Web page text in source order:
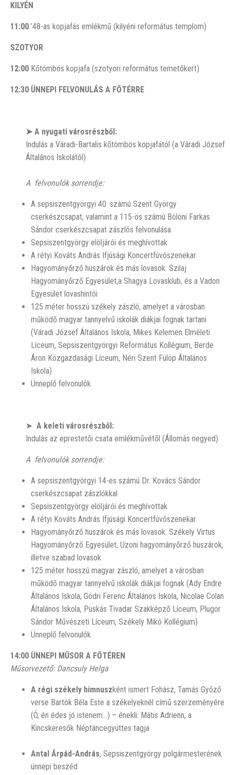
KILYÉN
11:00 ’48-as kopjafás emlékmű (kilyéni református templom)
SZOTYOR
12:00 Kőtömbös kopjafa (szotyori református temetőkert)
12:30 ÜNNEPI FELVONULÁS A FŐTÉRRE
➤ A nyugati városrészből:
Indulás a Váradi-Bartalis kőtömbös kopjafától (a Váradi József
Általános Iskolától)
A felvonulók sorrendje:
A sepsiszentgyörgyi 40. számú Szent György
cserkészcsapat, valamint a 115-ös számú Bölöni Farkas
Sándor cserkészcsapat zászlós felvonulása
Sepsiszentgyörgy elöljárói és meghívottak
A rétyi Kováts András Ifjúsági Koncertfúvószenekar
Hagyományőrző huszárok és más lovasok: Szilaj
Hagyományőrző Egyesület,a Shagya Lovasklub, és a Vadon
Egyesület lovashintói
125 méter hosszú székely zászló, amelyet a városban
működő magyar tannyelvű iskolák diákjai fognak tartani
(Váradi József Általános Iskola, Mikes Kelemen Elméleti
Líceum, Sepsiszentgyörgyi Református Kollégium, Berde
Áron Közgazdasági Líceum, Néri Szent Fülöp Általános
Iskola)
Ünneplő felvonulók
➤ A keleti városrészből:
Indulás az eprestetői csata emlékművétől (Állomás negyed)
A felvonulók sorrendje:
A sepsiszentgyörgyi 14-es számú Dr. Kovács Sándor
cserkészcsapat zászlókkal
Sepsiszentgyörgy elöljárói és meghívottak
A rétyi Kováts András Ifjúsági Koncertfúvószenekar
Hagyományőrző huszárok és más lovasok: Székely Virtus
Hagyományőrző Egyesület, Uzoni hagyományőrző huszárok,
illetve szabad lovasok
125 méter hosszú magyar zászló, amelyet a városban
működő magyar tannyelvű iskolák diákjai fognak (Ady Endre
Általános Iskola, Gödri Ferenc Általános Iskola, Nicolae Colan
Általános Iskola, Puskás Tivadar Szakképző Líceum, Plugor
Sándor Művészeti Líceum, Székely Mikó Kollégium)
Ünneplő felvonulók
14:00 ÜNNEPI MŰSOR A FŐTÉREN
Műsorvezető: Dancsuly Helga
A régi székely himnuszként ismert Fohász, Tamás Győző
verse Bartók Béla Este a székelyeknél című szerzeményére
(Ó, én édes jó istenem…) – énekli: Mátis Adrienn, a
Kincskeresők Néptáncegyüttes tagja
Antal Árpád-András, Sepsiszentgyörgy polgármesterének
ünnepi beszéd